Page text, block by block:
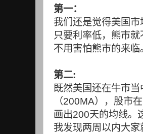
第一：
我们还是觉得美国
只要利率低，熊市
不用害怕熊市的来
第二:
既然美国还在牛市
（200MA），股市
画出200天的均线。
我发现两周以内大